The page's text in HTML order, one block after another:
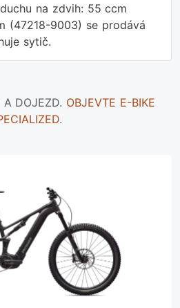
na zdvih: 55 ccm
(47218-9003) se prodává
sytič.
A DOJEZD. OBJEVTE E-BIKE
.